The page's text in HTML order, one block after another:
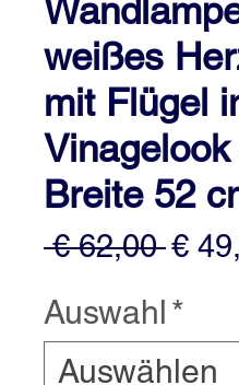
weißes
mit Flügel
Breite 52
€ 62,00 €
Auswahl *